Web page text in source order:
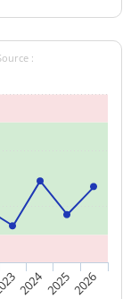
:
202420252026